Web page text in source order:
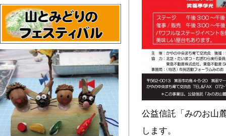
公益信託「みのお山
します。